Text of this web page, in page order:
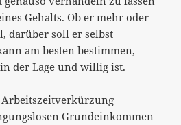
Gehalts. Ob er mehr oder
darüber soll er selbst
am besten bestimmen,
der Lage und willig ist.
Grundeinkommen